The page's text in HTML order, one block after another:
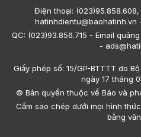
Điện thoại:
hatinhdientu@baohatinh.vn
QC: (023)93.856.715 - Email
-
Giấy phép số: 15/GP-BTTTT do
ngày 17 tháng
© Bản quyền thuộc về Báo và
Cấm sao chép dưới mọi hình
bằng